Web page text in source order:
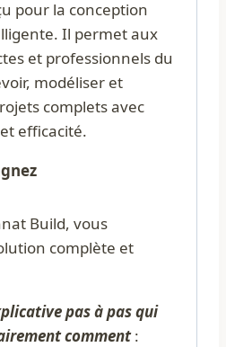
pour la conception
Il permet aux
et professionnels du
modéliser et
complets avec
efficacité.
Build, vous
complète et
pas à pas qui
comment: